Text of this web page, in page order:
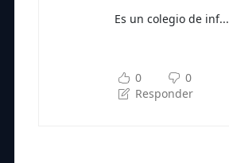
Es un colegio de inf...
0
0
Responder